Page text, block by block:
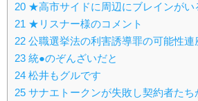
20 ★高市サイドに周辺にブレインがい
21 ★リスナー様のコメント
22 公職選挙法の利害誘導罪の可能性連
23 統●のぞんざいだと
24 松井もグルです
25 サナエトークンが失敗し契約者た